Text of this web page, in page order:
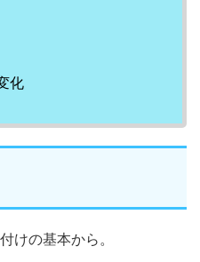
化
けの基本から。